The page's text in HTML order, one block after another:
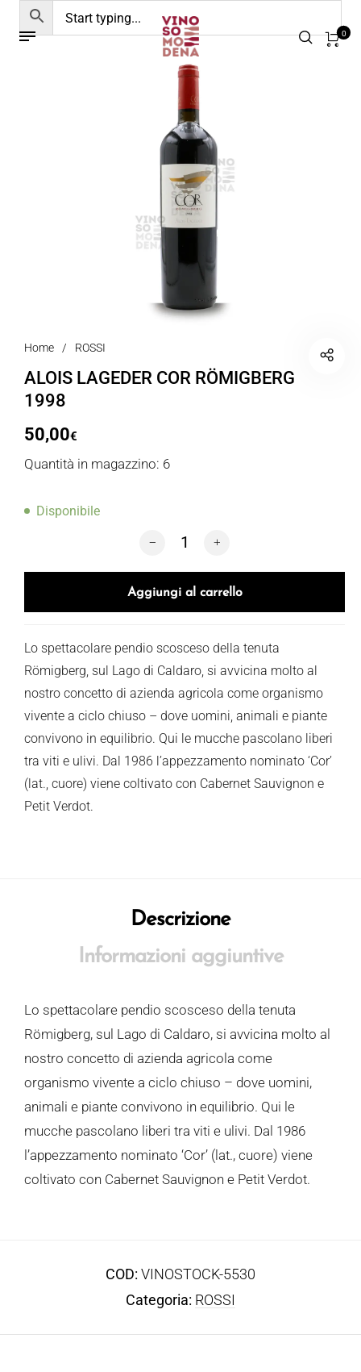
0
Home / ROSSI
ALOIS LAGEDER COR RÖMIGBERG
1998
50,00€
Quantità in magazzino: 6
Disponibile
ALOIS LAGEDER COR RÖMIGBERG
Aggiungi al carrello
Lo spettacolare pendio scosceso della tenuta
Römigberg, sul Lago di Caldaro, si avvicina molto al
nostro concetto di azienda agricola come organismo
vivente a ciclo chiuso – dove uomini, animali e piante
convivono in equilibrio. Qui le mucche pascolano liberi
tra viti e ulivi. Dal 1986 l’appezzamento nominato ‘Cor’
(lat., cuore) viene coltivato con Cabernet Sauvignon e
Petit Verdot.
Descrizione
Informazioni aggiuntive
Lo spettacolare pendio scosceso della tenuta
Römigberg, sul Lago di Caldaro, si avvicina molto al
nostro concetto di azienda agricola come
organismo vivente a ciclo chiuso – dove uomini,
animali e piante convivono in equilibrio. Qui le
mucche pascolano liberi tra viti e ulivi. Dal 1986
l’appezzamento nominato ‘Cor’ (lat., cuore) viene
coltivato con Cabernet Sauvignon e Petit Verdot.
COD: VINOSTOCK-5530
Categoria: ROSSI